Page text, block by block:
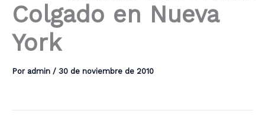
Colgado en Nueva
York
Por admin / 30 de noviembre de 2010